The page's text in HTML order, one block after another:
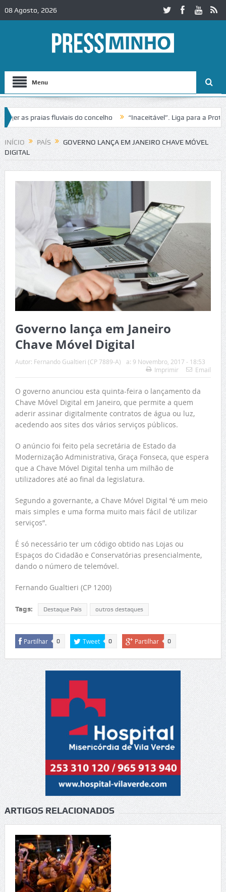
08 Agosto, 2026
Menu
as praias fluviais do concelho “Inaceitável”. Liga para a Proteção
de trânsito no IC2 em Alcobaça Igreja do Castelo de
INÍCIO PAÍS
GOVERNO LANÇA EM JANEIRO CHAVE MÓVEL
DIGITAL
Governo lança em Janeiro
Chave Móvel Digital
Autor: Fernando Gualtieri (CP 7889-A) a: 9 Novembro, 2017 - 18:53
Imprimir
Email
O governo anunciou esta quinta-feira o lançamento da
Chave Móvel Digital em Janeiro, que permite a quem
aderir assinar digitalmente contratos de água ou luz,
acedendo aos sites dos vários serviços públicos.
O anúncio foi feito pela secretária de Estado da
Modernização Administrativa, Graça Fonseca, que espera
que a Chave Móvel Digital tenha um milhão de
utilizadores até ao final da legislatura.
Segundo a governante, a Chave Móvel Digital “é um meio
mais simples e uma forma muito mais fácil de utilizar
serviços”.
É só necessário ter um código obtido nas Lojas ou
Espaços do Cidadão e Conservatórias presencialmente,
dando o número de telemóvel.
Fernando Gualtieri (CP 1200)
Tags: Destaque País outros destaques
Partilhar 0 Tweet 0 Partilhar 0
ARTIGOS RELACIONADOS